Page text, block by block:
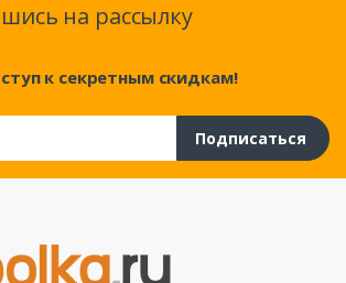
на рассылку
к секретным скидкам!
Подписаться